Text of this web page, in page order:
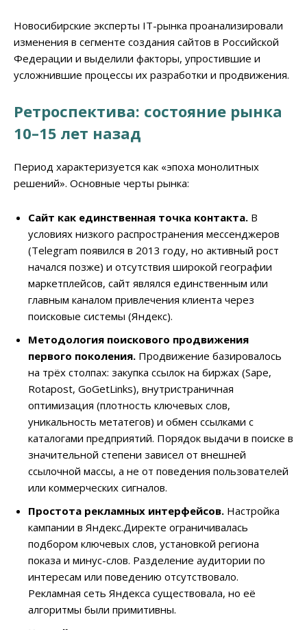
Новосибирские эксперты IT-рынка проанализировали
изменения в сегменте создания сайтов в Российской
Федерации и выделили факторы, упростившие и
усложнившие процессы их разработки и продвижения.
Ретроспектива: состояние рынка
10–15 лет назад
Период характеризуется как «эпоха монолитных
решений». Основные черты рынка:
Сайт как единственная точка контакта. В
условиях низкого распространения мессенджеров
(Telegram появился в 2013 году, но активный рост
начался позже) и отсутствия широкой географии
маркетплейсов, сайт являлся единственным или
главным каналом привлечения клиента через
поисковые системы (Яндекс).
Методология поискового продвижения
первого поколения. Продвижение базировалось
на трёх столпах: закупка ссылок на биржах (Sape,
Rotapost, GoGetLinks), внутристраничная
оптимизация (плотность ключевых слов,
уникальность метатегов) и обмен ссылками с
каталогами предприятий. Порядок выдачи в поиске в
значительной степени зависел от внешней
ссылочной массы, а не от поведения пользователей
или коммерческих сигналов.
Простота рекламных интерфейсов. Настройка
кампании в Яндекс.Директе ограничивалась
подбором ключевых слов, установкой региона
показа и минус-слов. Разделение аудитории по
интересам или поведению отсутствовало.
Рекламная сеть Яндекса существовала, но её
алгоритмы были примитивны.